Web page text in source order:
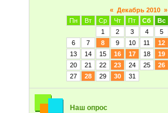
« Декабрь 2010 »
Пн
Вт Ср Чт Пт Сб
Вс
1
2 3 4
5
6
7 8 9 10 11
12
13
14 15 16 17 18
19
20
21 22 23 24 25
26
27
28 29 30 31
Наш опрос